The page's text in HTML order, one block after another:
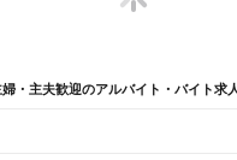
・主夫歓迎のアルバイト・バイト求